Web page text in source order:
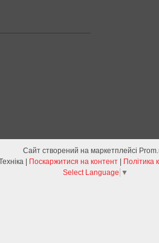
Сайт створений на маркетплейсі
Клімат Техніка | Поскаржитися на контент | Політика
Select Language ▼